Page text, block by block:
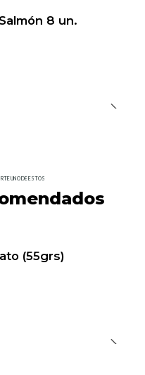
8 un.
UNO DE ESTOS
(55grs)